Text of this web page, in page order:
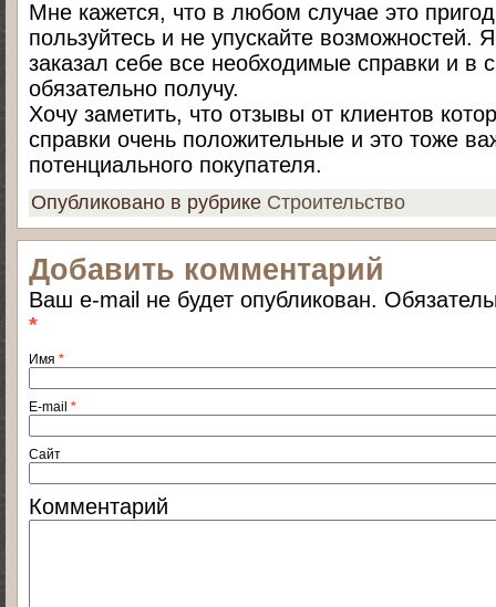
Мне кажется, что в любом случае это
пользуйтесь и не упускайте возможностей.
заказал себе все необходимые справки и в
обязательно получу.
Хочу заметить, что отзывы от клиентов
справки очень положительные и это тоже
потенциального покупателя.
Опубликовано в рубрике Строительство
Добавить комментарий
Ваш e-mail не будет опубликован.
*
Имя *
E-mail *
Сайт
Комментарий